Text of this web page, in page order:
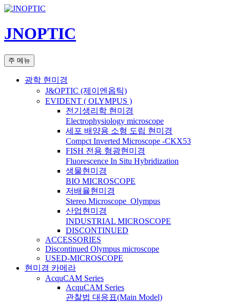
컨
츠
로
너
JNOPTIC
검
색
주 메뉴
광학 현미경
J&OPTIC (제이엔옵틱)
EVIDENT ( OLYMPUS )
전기생리학 현미경
Electrophysiology microscope
세포 배양용 소형 도립 현미경
Compct Inverted Microscope -CKX53
FISH 전용 형광현미경
Fluorescence In Situ Hybridization
생물현미경
BIO MICROSCOPE
저배율현미경
Stereo Microscope_Olympus
산업현미경
INDUSTRIAL MICROSCOPE
DISCONTINUED
ACCESSORIES
Discontinued Olympus microscope
USED-MICROSCOPE
현미경 카메라
AcquCAM Series
AcquCAM Series
관찰법 대응표(Main Model)